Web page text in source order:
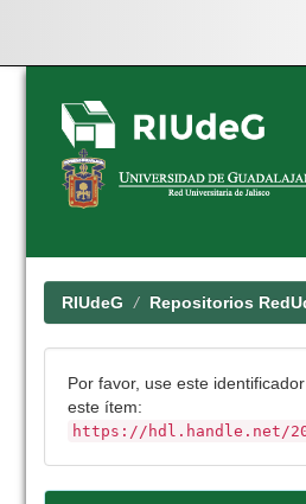
Skip
navigation
RIUdeG Repositorios
Por favor, use este
este ítem:
https://hdl.handle.net/